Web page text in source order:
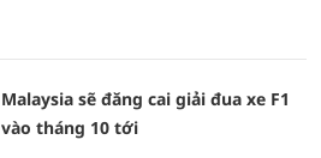
Malaysia sẽ đăng cai giải đua xe F1
vào tháng 10 tới